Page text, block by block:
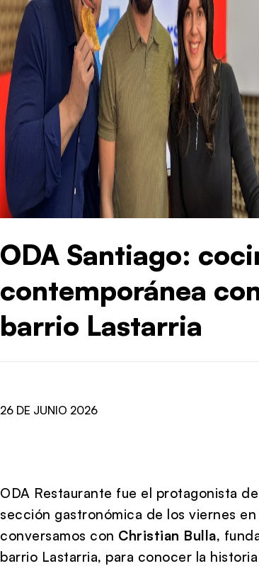
ODA Santiago:
contemporánea
barrio Lastarria
26 DE JUNIO 2026
ODA Restaurante fue el protagonista
sección gastronómica de los viernes en
conversamos con Christian Bulla,
barrio Lastarria, para conocer la